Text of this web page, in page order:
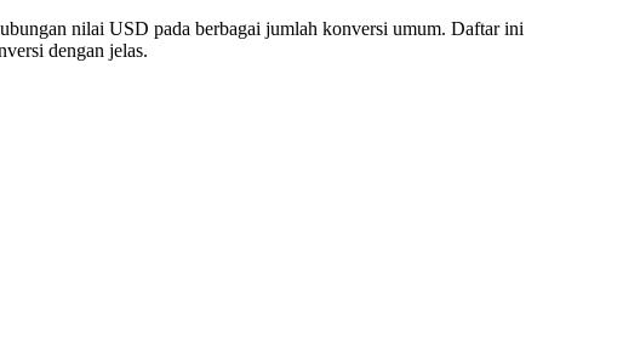
nilai USD pada berbagai jumlah konversi umum. Daftar ini
dengan jelas.